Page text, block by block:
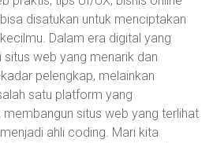
disatukan untuk menciptakan
Dalam era digital yang
web yang menarik dan
pelengkap, melainkan
satu platform yang
situs web yang terlihat
ahli coding. Mari kita